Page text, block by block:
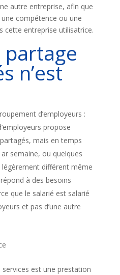
autre entreprise, afin que
compétence ou une
cette entreprise utilisatrice.
partage
n’est
d’employeurs :
propose
mais en temps
semaine, ou quelques
différent même
à des besoins
que le salarié est salarié
et pas d’une autre
est une prestation